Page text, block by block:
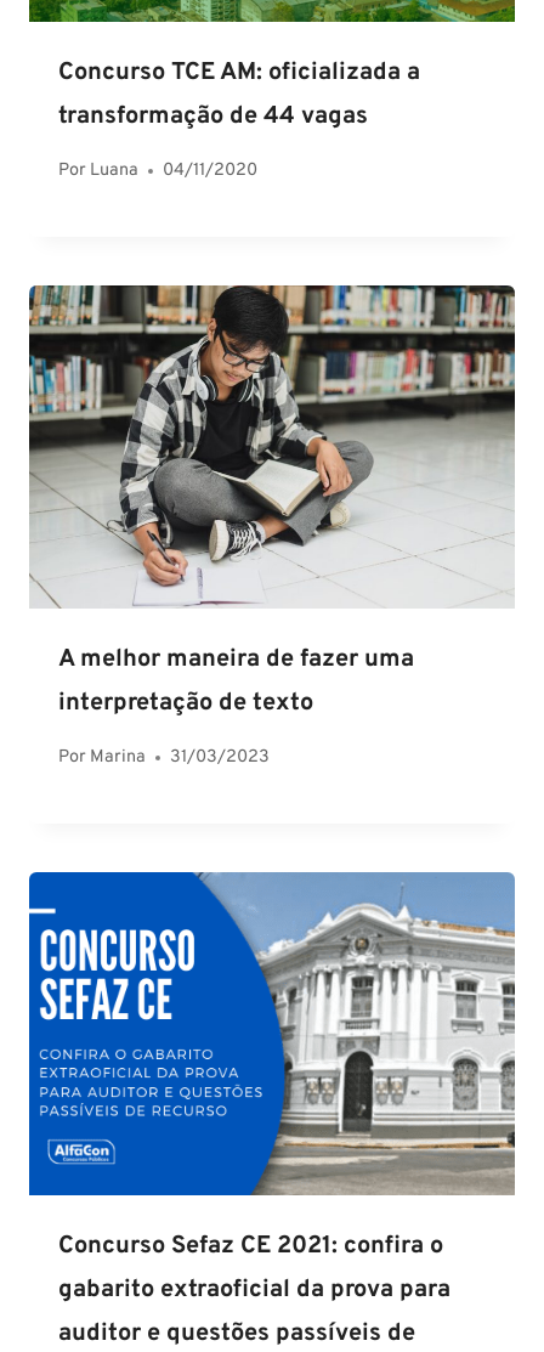
Concurso TCE AM: oficializada a
transformação de 44 vagas
Por Luana 04/11/2020
A melhor maneira de fazer uma
interpretação de texto
Por Marina 31/03/2023
Concurso Sefaz CE 2021: confira o
gabarito extraoficial da prova para
auditor e questões passíveis de